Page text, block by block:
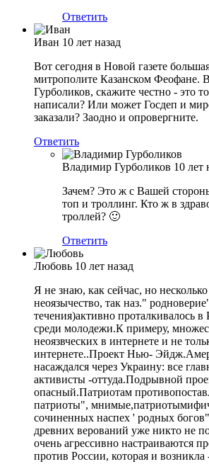
Ответить
Иван 10 лет назад
Вот сегодня в Новой газете
митрополите Казанском Феофане.
Гурболиков, скажите честно - это
написали? Или может Госдеп и
заказали? Заодно и опровергните.
Ответить
Владимир Гурболиков 10 лет
Зачем? Это ж с Вашей
топ и троллинг. Кто ж в
троллей? 🙂
Ответить
Любовь 10 лет назад
Я не знаю, как сейчас, но
неоязычество, так наз."
течения)активно проталкивалось в
среди молодежи.К примеру,
неоязвческих в интернете и не
интернете..Проект Нью-
насаждался через Украину: все
активисты -оттуда.Подрывной
опасный.Патриотам
патриоты",
сочиненных наспех ' родных
древних верований уже никто не
очень агрессивно настраиваются
против России, которая и возникла